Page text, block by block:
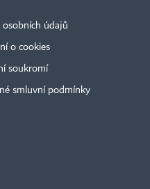
osobních údajů
o cookies
soukromí
smluvní podmínky